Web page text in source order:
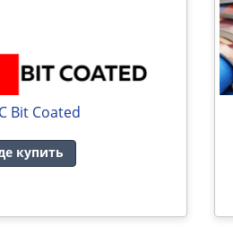
Bit Coated
купить